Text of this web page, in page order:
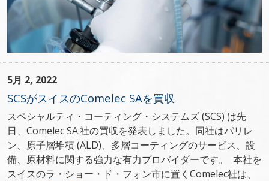
5月 2, 2022
SCSがスイスのComelec SAを買収
スペシャルティ・コーティング・システムズ (SCS) は先
日、Comelec SA.社の買収を発表しました。同社はパリレ
ン、原子層堆積 (ALD)、多層コーティングのサービス、設
備、原材料に関する強力な有力プロバイダーです。 本社を
スイスのラ・ショー・ド・フォン市に置くComelec社は、